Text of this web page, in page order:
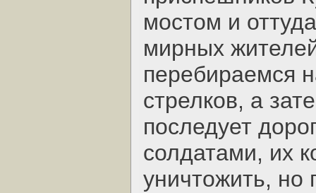
мостом и
мирных
перебираемся
стрелков, а
последует
солдатами, их
уничтожить, но